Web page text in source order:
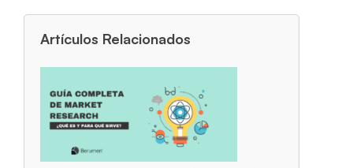
Artículos Relacionados